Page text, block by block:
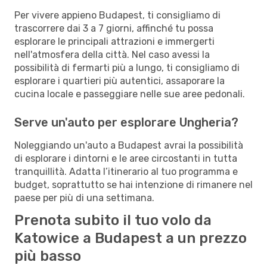
Per vivere appieno Budapest, ti consigliamo di
trascorrere dai 3 a 7 giorni, affinché tu possa
esplorare le principali attrazioni e immergerti
nell'atmosfera della città. Nel caso avessi la
possibilità di fermarti più a lungo, ti consigliamo di
esplorare i quartieri più autentici, assaporare la
cucina locale e passeggiare nelle sue aree pedonali.
Serve un'auto per esplorare Ungheria?
Noleggiando un'auto a Budapest avrai la possibilità
di esplorare i dintorni e le aree circostanti in tutta
tranquillità. Adatta l’itinerario al tuo programma e
budget, soprattutto se hai intenzione di rimanere nel
paese per più di una settimana.
Prenota subito il tuo volo da
Katowice a Budapest a un prezzo
più basso